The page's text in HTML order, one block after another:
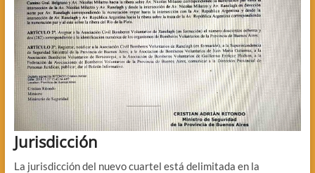
Jurisdicción
La jurisdicción del nuevo cuartel está delimitada en la